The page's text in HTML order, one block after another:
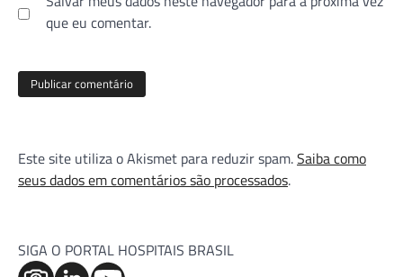
que eu comentar.
Este site utiliza o Akismet para reduzir spam.Saiba como
seus dados em comentários são processados.
SIGA O PORTAL HOSPITAIS BRASIL